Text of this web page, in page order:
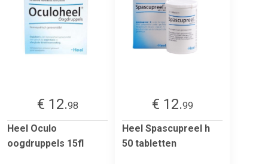
€ 12.98
Heel Oculo
oogdruppels 15fl
€ 12.99
Heel Spascupreel h
50 tabletten